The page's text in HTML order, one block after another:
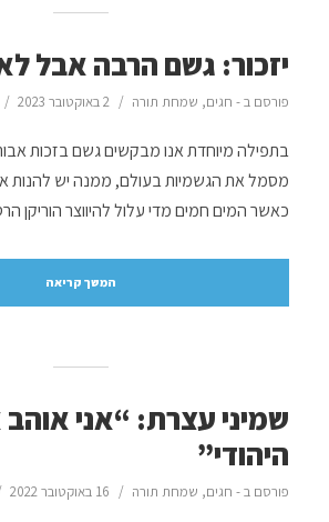
יזכור: גשם הרבה אבל
פורסם ב - חגים, שמחת תורה 2 באוקטובר 2023
בתפילה מיוחדת אנו מבקשים גשם בזכות
מסמל את הגשמיות בעולם, ממנה יש להנות
כאשר המים חמים מדי עלול להיווצר הוריקן
המשך קריאה
שמיני עצרת: “אני
היהודי”
פורסם ב - חגים, שמחת תורה 16 באוקטובר 2022